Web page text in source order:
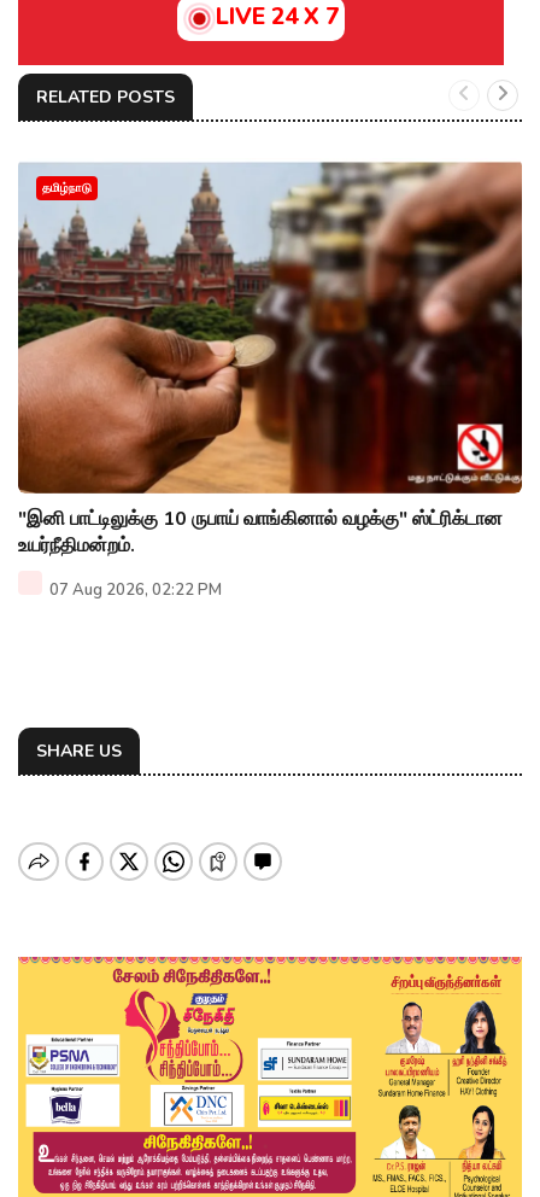
LIVE 24 X 7
RELATED POSTS
தமிழ்நாடு
"இனி பாட்டிலுக்கு 10 ருபாய் வாங்கினால் வழக்கு" ஸ்ட்ரிக்டான
உயர்நீதிமன்றம்.
07 Aug 2026, 02:22 PM
SHARE US